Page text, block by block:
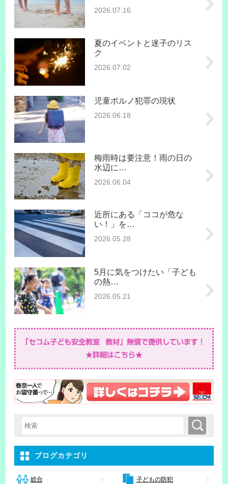
2026.07.16
夏のイベントと迷子のリス
ク
2026.07.02
児童ポルノ犯罪の現状
2026.06.18
梅雨時は要注意！雨の日の
水辺に…
2026.06.04
近所にある「ココが危な
い！」を…
2026.05.28
5月に気をつけたい「子ども
の熱…
2026.05.21
検索キーワード入力 検索
ブログカテゴリ
総合 子どもの防犯